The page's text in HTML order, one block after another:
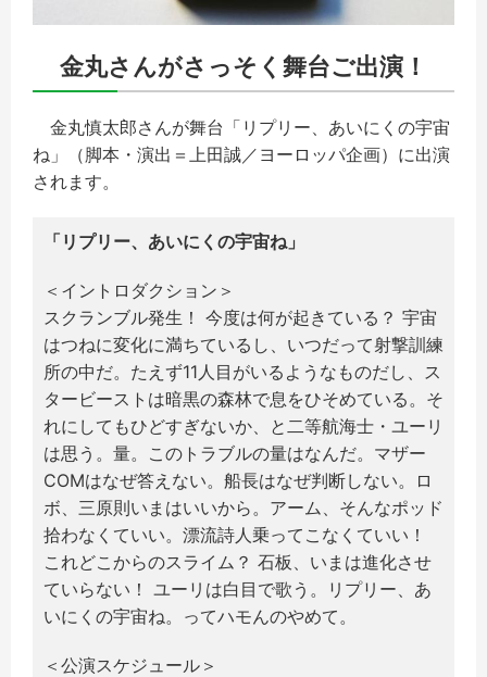
金丸さんがさっそく舞台ご出演！
金丸慎太郎さんが舞台「リプリー、あいにくの宇宙
ね」（脚本・演出＝上田誠／ヨーロッパ企画）に出演
されます。
「リプリー、あいにくの宇宙ね」
＜イントロダクション＞
スクランブル発生！ 今度は何が起きている？ 宇宙
はつねに変化に満ちているし、いつだって射撃訓練
所の中だ。たえず11人目がいるようなものだし、ス
タービーストは暗黒の森林で息をひそめている。そ
れにしてもひどすぎないか、と二等航海士・ユーリ
は思う。量。このトラブルの量はなんだ。マザー
COMはなぜ答えない。船長はなぜ判断しない。ロ
ボ、三原則いまはいいから。アーム、そんなポッド
拾わなくていい。漂流詩人乗ってこなくていい！
これどこからのスライム？ 石板、いまは進化させ
ていらない！ ユーリは白目で歌う。リプリー、あ
いにくの宇宙ね。ってハモんのやめて。​
＜公演スケジュール＞